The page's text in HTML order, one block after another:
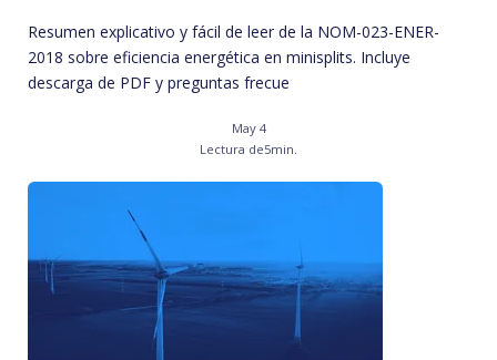
Resumen explicativo y fácil de leer de la NOM-023-ENER-
2018 sobre eficiencia energética en minisplits. Incluye
descarga de PDF y preguntas frecue
May 4
Lectura de5min.